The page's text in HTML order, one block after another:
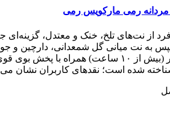
مردانه رمی مارکویس رمی
از نت‌های تلخ، خنک و معتدل،
به نت میانی گل شمعدانی، دارچین
دادن بسیار مناسب کرده است
نقدهای کاربران نشان می‌دهند که غالباً تا ۶ ساعت